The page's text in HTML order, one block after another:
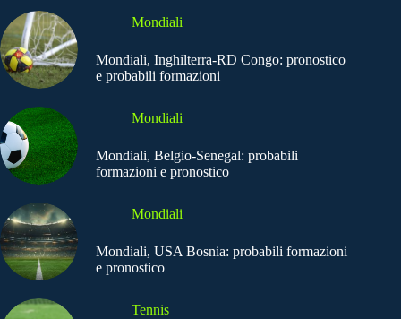
Mondiali
Mondiali, Inghilterra-RD Congo: pronostico
e probabili formazioni
Mondiali
Mondiali, Belgio-Senegal: probabili
formazioni e pronostico
Mondiali
Mondiali, USA Bosnia: probabili formazioni
e pronostico
Tennis